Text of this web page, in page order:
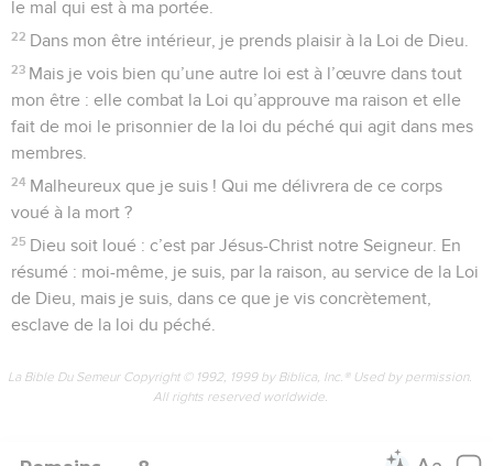
le mal qui est à ma portée.
22 Dans mon être intérieur, je prends plaisir à la Loi de Dieu.
23 Mais je vois bien qu’une autre loi est à l’œuvre dans tout
mon être : elle combat la Loi qu’approuve ma raison et elle
fait de moi le prisonnier de la loi du péché qui agit dans mes
membres.
24 Malheureux que je suis ! Qui me délivrera de ce corps
voué à la mort ?
25 Dieu soit loué : c’est par Jésus-Christ notre Seigneur. En
résumé : moi-même, je suis, par la raison, au service de la Loi
de Dieu, mais je suis, dans ce que je vis concrètement,
esclave de la loi du péché.
La Bible Du Semeur Copyright © 1992, 1999 by Biblica, Inc.® Used by permission.
All rights reserved worldwide.